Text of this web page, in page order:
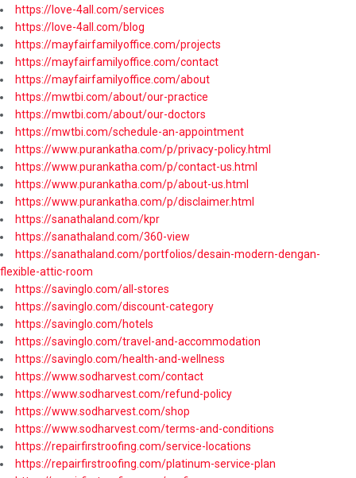
https://love-4all.com/services
https://love-4all.com/blog
https://mayfairfamilyoffice.com/projects
https://mayfairfamilyoffice.com/contact
https://mayfairfamilyoffice.com/about
https://mwtbi.com/about/our-practice
https://mwtbi.com/about/our-doctors
https://mwtbi.com/schedule-an-appointment
https://www.purankatha.com/p/privacy-policy.html
https://www.purankatha.com/p/contact-us.html
https://www.purankatha.com/p/about-us.html
https://www.purankatha.com/p/disclaimer.html
https://sanathaland.com/kpr
https://sanathaland.com/360-view
https://sanathaland.com/portfolios/desain-modern-dengan-
flexible-attic-room
https://savinglo.com/all-stores
https://savinglo.com/discount-category
https://savinglo.com/hotels
https://savinglo.com/travel-and-accommodation
https://savinglo.com/health-and-wellness
https://www.sodharvest.com/contact
https://www.sodharvest.com/refund-policy
https://www.sodharvest.com/shop
https://www.sodharvest.com/terms-and-conditions
https://repairfirstroofing.com/service-locations
https://repairfirstroofing.com/platinum-service-plan